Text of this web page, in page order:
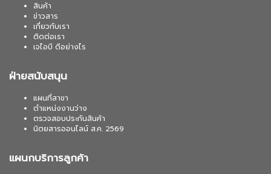
สินค้า
ข่าวสาร
เกี่ยวกับเรา
ติดต่อเรา
เจไอบี ดีอย่างไร
ฝ่ายสนับสนุน
แผนที่สาขา
ตำแหน่งงานว่าง
ตรวจสอบประกันสินค้า
นิตยสารออนไลน์ ส.ค. 2569
แผนกบริการลูกค้า